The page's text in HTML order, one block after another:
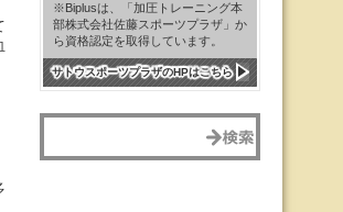
※Biplusは、「加圧トレーニング本
部株式会社佐藤スポーツプラザ」か
ら資格認定を取得しています。
サトウスポーツプラザのHPはこちら